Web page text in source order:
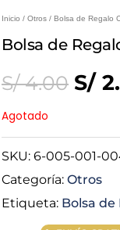
Inicio / Otros / Bolsa de Regalo
Bolsa de
S/4.00
was:
S/
S/
Agotado
SKU: 6-005-001-
Categoría: Otros
Etiqueta: Bolsa de